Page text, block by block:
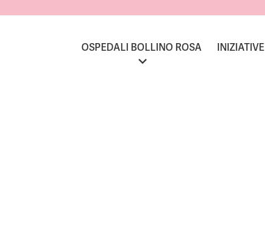
OSPEDALI BOLLINO ROSA INIZIATIVE